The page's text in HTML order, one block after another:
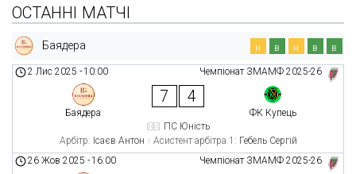
ОСТАННІ МАТЧІ
Баядера н в н в в
Чемпіонат ЗМАМФ 2025-26
2 Лис 2025 -10:00
Баядера
7 4
ФК Купець
ПС Юність
Арбітр: Ісаєв Антон Асистент арбітра 1: Гебель Сергій
Чемпіонат ЗМАМФ 2025-26
26 Жов 2025 -16:00